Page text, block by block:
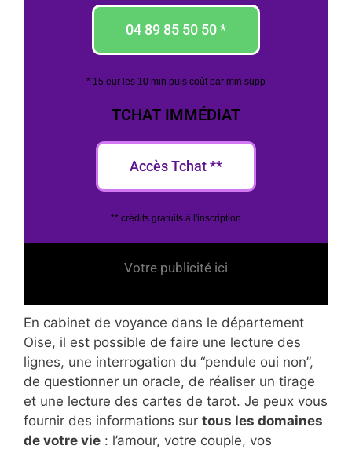
04 89 85 50 50 *
* 15 eur les 10 min puis coût par min supp
TCHAT IMMÉDIAT
Accès Tchat **
** crédits gratuits à l'inscription
Votre publicité ici
En cabinet de voyance dans le département
Oise, il est possible de faire une lecture des
lignes, une interrogation du “pendule oui non”,
de questionner un oracle, de réaliser un tirage
et une lecture des cartes de tarot. Je peux vous
fournir des informations sur tous les domaines
de votre vie : l’amour, votre couple, vos